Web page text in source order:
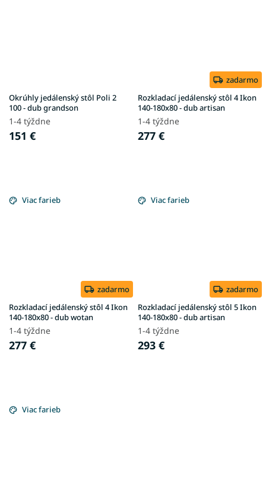
Okrúhly jedálenský stôl Poli 2
100 - dub grandson
1-4 týždne
151 €
zadarmo
Rozkladací jedálenský stôl 4 Ikon
140-180x80 - dub artisan
1-4 týždne
277 €
Viac farieb
zadarmo
Rozkladací jedálenský stôl 4 Ikon
140-180x80 - dub wotan
1-4 týždne
277 €
Viac farieb
zadarmo
Rozkladací jedálenský stôl 5 Ikon
140-180x80 - dub artisan
1-4 týždne
293 €
Viac farieb